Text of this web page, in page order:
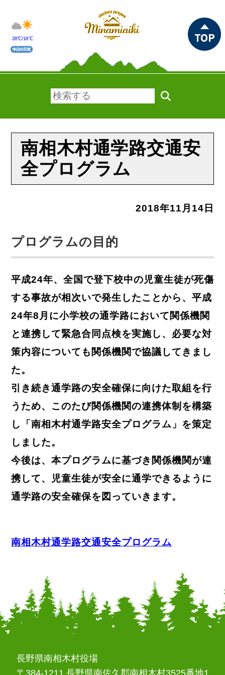
28℃/18℃
南相木村通学路交通安
全プログラム
2018年11月14日
プログラムの目的
平成24年、全国で登下校中の児童生徒が死傷
する事故が相次いで発生したことから、平成
24年8月に小学校の通学路において関係機関
と連携して緊急合同点検を実施し、必要な対
策内容についても関係機関で協議してきまし
た。
引き続き通学路の安全確保に向けた取組を行
うため、このたび関係機関の連携体制を構築
し「南相木村通学路安全プログラム」を策定
しました。
今後は、本プログラムに基づき関係機関が連
携して、児童生徒が安全に通学できるように
通学路の安全確保を図っていきます。
南相木村通学路交通安全プログラム
長野県南相木村役場